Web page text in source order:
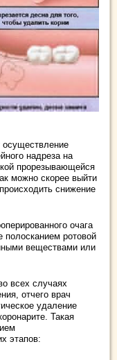
осуществление
надреза на
прорезывающейся
можно скорее выйти
снижение
очага
полосканием ротовой
веществами или
всех случаях
отчего врач
удаление
Такая
этапов: